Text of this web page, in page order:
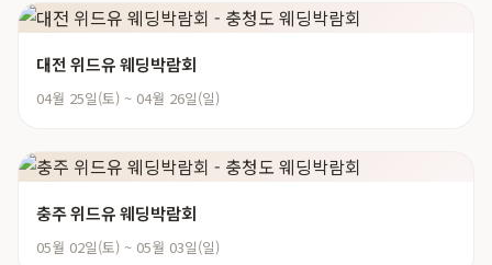
대전 위드유 웨딩박람회
04월 25일(토) ~ 04월 26일(일)
충주 위드유 웨딩박람회
05월 02일(토) ~ 05월 03일(일)